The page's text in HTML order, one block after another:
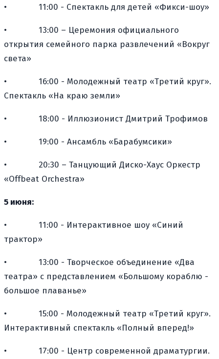
• 11:00 - Спектакль для детей «Фикси-шоу»
•
13:00 – Церемония официального
открытия семейного парка развлечений «Вокруг
света»
•
16:00 - Молодежный театр «Третий круг».
Спектакль «На краю земли»
• 18:00 - Иллюзионист Дмитрий Трофимов
• 19:00 - Ансамбль «Барабумсики»
•
20:30 – Танцующий Диско-Хаус Оркестр
«Offbeat Orchestra»
5 июня:
•
11:00 - Интерактивное шоу «Синий
трактор»
•
13:00 - Творческое объединение «Два
театра» с представлением «Большому кораблю -
большое плаванье»
•
15:00 - Молодежный театр «Третий круг».
Интерактивный спектакль «Полный вперед!»
•
17:00 - Центр современной драматургии.